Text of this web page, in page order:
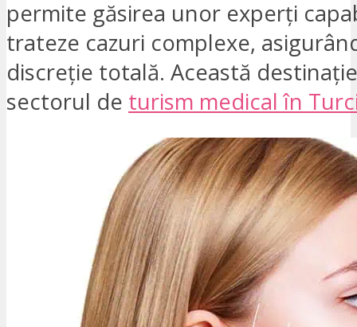
permite găsirea unor experți
trateze cazuri complexe,
discreție totală. Această
sectorul de turism medical în